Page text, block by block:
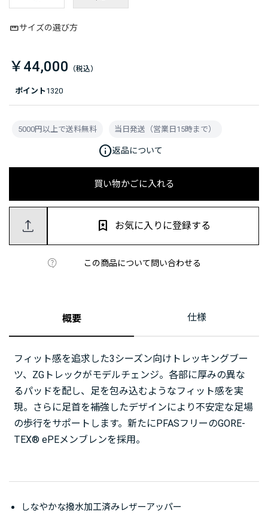
ポイント1320
サイズの選び方
￥44,000
買い物かごに入れる
この商品について問い合わせる
お気に入りに登録する
5000円以上で送料無料 当日発送（営業日15時まで）
info返品について
概要 仕様
フィット感を追求した3シーズン向けトレッキングブー
ツ、ZGトレックがモデルチェンジ。各部に厚みの異な
るパッドを配し、足を包み込むようなフィット感を実
現。さらに足首を補強したデザインにより不安定な足場
の歩行をサポートします。新たにPFASフリーのGORE-
TEX® ePEメンブレンを採用。
しなやかな撥水加工済みレザーアッパー